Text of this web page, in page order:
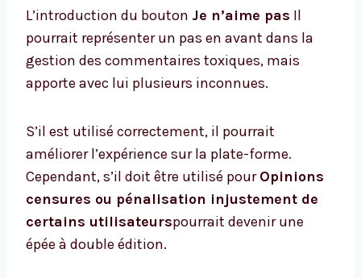
L’introduction du bouton Je n’aime pas Il
pourrait représenter un pas en avant dans la
gestion des commentaires toxiques, mais
apporte avec lui plusieurs inconnues.
S’il est utilisé correctement, il pourrait
améliorer l’expérience sur la plate-forme.
Cependant, s’il doit être utilisé pourOpinions
censures ou pénalisation injustement de
certains utilisateurspourrait devenir une
épée à double édition.